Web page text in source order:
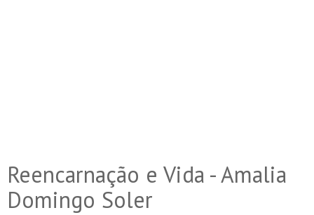
Reencarnação e Vida - Amalia
Domingo Soler